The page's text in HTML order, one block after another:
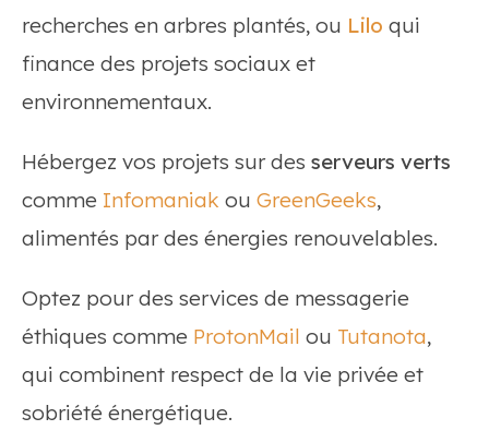
recherches en arbres plantés, ou Lilo qui
finance des projets sociaux et
environnementaux.
Hébergez vos projets sur des serveurs verts
comme Infomaniak ou GreenGeeks,
alimentés par des énergies renouvelables.
Optez pour des services de messagerie
éthiques comme ProtonMail ou Tutanota,
qui combinent respect de la vie privée et
sobriété énergétique.